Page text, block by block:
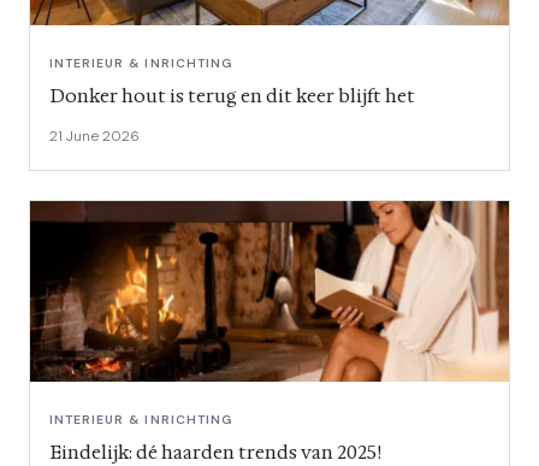
INTERIEUR & INRICHTING
Donker hout is terug en dit keer blijft het
21 June 2026
INTERIEUR & INRICHTING
Eindelijk: dé haarden trends van 2025!